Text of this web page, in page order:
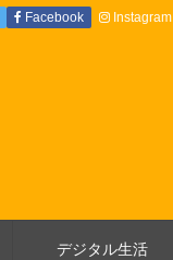
デジタル生活
Facebook Instagram